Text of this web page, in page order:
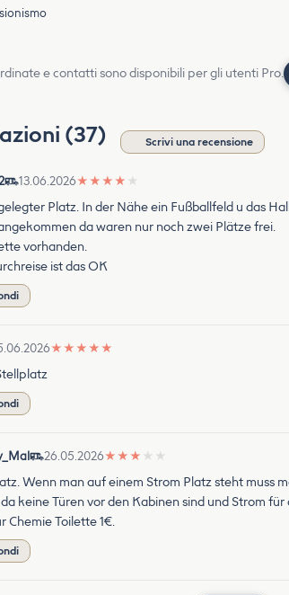
e contatti sono disponibili per gli utenti Pro.
(37) Scrivi una recensione
13.06.2026★ ★ ★ ★ ★
Platz. In der Nähe ein Fußballfeld u das
da waren nur noch zwei Plätze frei.
vorhanden.
ist das OK
★ ★ ★ ★ ★
26.05.2026★ ★ ★ ★ ★
Wenn man auf einem Strom Platz steht muss
keine Türen vor den Kabinen sind und Strom
Chemie Toilette 1€.